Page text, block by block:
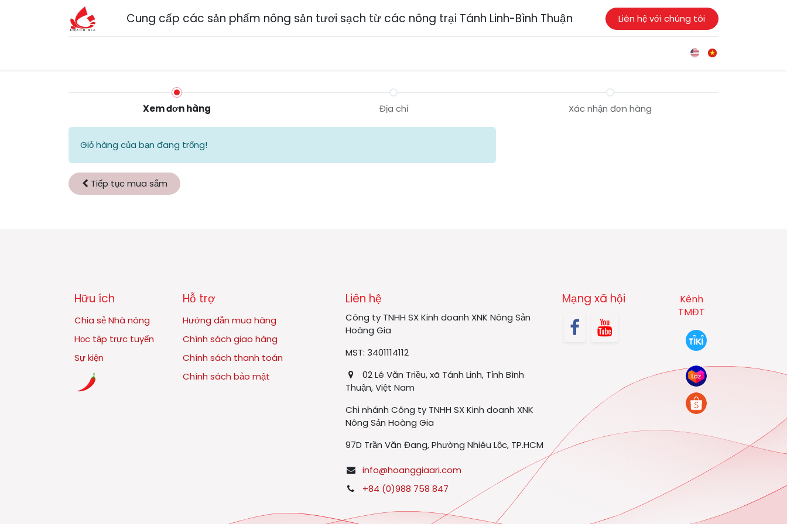
Cung cấp các sản phẩm nông sản tươi sạch từ các nông trại Tánh Linh-Bình Thuận Liên hệ với chúng tôi
Xem đơn hàng Địa chỉ Xác nhận đơn hàng
Giỏ hàng của bạn đang trống!
Tiếp tục mua sắm
Hữu ích
Chia sẻ Nhà nông
Học tập trực tuyến
Sự kiện
Hỗ trợ
Hướng dẫn mua hàng
Chính sách giao hàng
Chính sách thanh toán
Chính sách bảo mật
Kênh
TMĐT
Mạng xã hội
Liên hệ
Công ty TNHH SX Kinh doanh XNK Nông Sản
Hoàng Gia
MST: 3401114112
02 Lê Văn Triều, xã Tánh Linh, Tỉnh Bình
Thuận, Việt Nam
Chi nhánh Công ty TNHH SX Kinh doanh XNK
Nông Sản Hoàng Gia
97D Trần Văn Đang, Phường Nhiêu Lộc, TP.HCM
info@hoanggiaari.com
+84 (0)988 758 847